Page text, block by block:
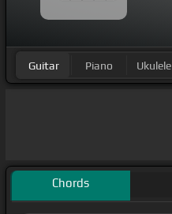
Guitar Piano Ukulele
Chords